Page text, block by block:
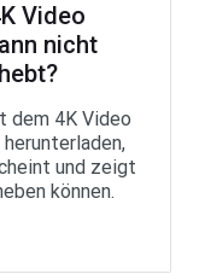
Video
nicht
dem 4K Video
und zeigt
können.